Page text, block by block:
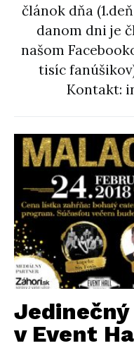
článok dňa
danom dni je
našom
tisíc
Kontakt:
v Event